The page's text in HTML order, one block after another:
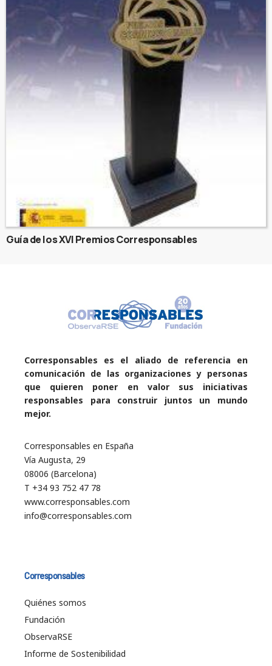
Guía de los XVI Premios Corresponsables
Corresponsables es el aliado de referencia en
comunicación de las organizaciones y personas
que quieren poner en valor sus iniciativas
responsables para construir juntos un mundo
mejor.
Corresponsables en España
Vía Augusta, 29
08006 (Barcelona)
T +34 93 752 47 78
www.corresponsables.com
info@corresponsables.com
Corresponsables
Quiénes somos
Fundación
ObservaRSE
Informe de Sostenibilidad